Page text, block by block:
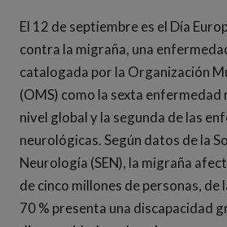
El 12 de septiembre es el Día
contra la migraña, una
catalogada por la Organización
(OMS) como la sexta enfermedad
nivel global y la segunda de las
neurológicas. Según datos de la
Neurología (SEN), la migraña
de cinco millones de personas, de
70 % presenta una discapacidad